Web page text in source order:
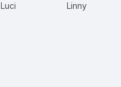
Luci
Linny